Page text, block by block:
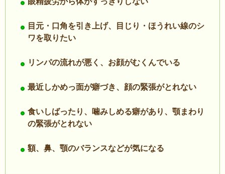
目元・口角を引き上げ、目じり・ほうれい線のシ
ワを取りたい
リンパの流れが悪く、お顔がむくんでいる
最近しかめっ面が癖づき、顔の緊張がとれない
食いしばったり、噛みしめる癖があり、顎まわり
の緊張がとれない
額、鼻、顎のバランスなどが気になる